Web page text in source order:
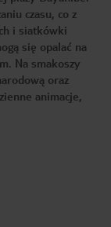
czasu, co z
i siatkówki
się opalać na
Na smakoszy
oraz
animacje,